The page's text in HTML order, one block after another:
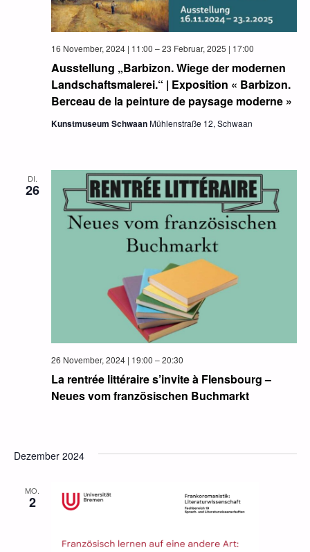
Ausstellung „Barbizon. Wiege der modernen
Landschaftsmalerei.“ | Exposition « Barbizon.
Berceau de la peinture de paysage moderne »
16 November, 2024 | 11:00 –23 Februar, 2025 | 17:00
Kunstmuseum SchwaanMühlenstraße 12, Schwaan
DI.
26
La rentrée littéraire s’invite à Flensbourg –
Neues vom französischen Buchmarkt
26 November, 2024 | 19:00 –20:30
Dezember 2024
MO.
2